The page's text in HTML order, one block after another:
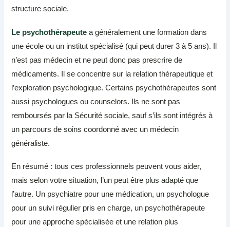
structure sociale.
Le psychothérapeute a généralement une formation dans
une école ou un institut spécialisé (qui peut durer 3 à 5 ans). Il
n’est pas médecin et ne peut donc pas prescrire de
médicaments. Il se concentre sur la relation thérapeutique et
l’exploration psychologique. Certains psychothérapeutes sont
aussi psychologues ou counselors. Ils ne sont pas
remboursés par la Sécurité sociale, sauf s’ils sont intégrés à
un parcours de soins coordonné avec un médecin
généraliste.
En résumé : tous ces professionnels peuvent vous aider,
mais selon votre situation, l’un peut être plus adapté que
l’autre. Un psychiatre pour une médication, un psychologue
pour un suivi régulier pris en charge, un psychothérapeute
pour une approche spécialisée et une relation plus